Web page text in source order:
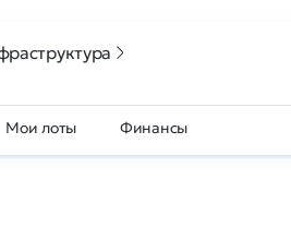
Мои лоты Финансы